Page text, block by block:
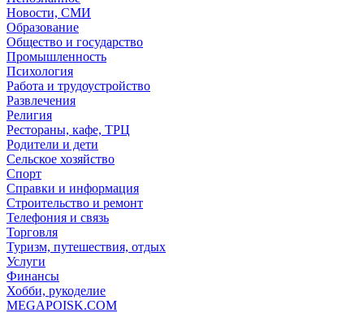
Новости, СМИ
Образование
Общество и государство
Промышленность
Психология
Работа и трудоустройство
Развлечения
Религия
Рестораны, кафе, ТРЦ
Родители и дети
Сельское хозяйство
Спорт
Справки и информация
Строительство и ремонт
Телефония и связь
Торговля
Туризм, путешествия, отдых
Услуги
Финансы
Хобби, рукоделие
MEGAPOISK.COM